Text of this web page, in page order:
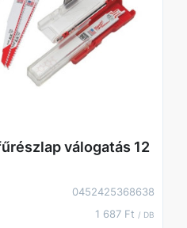
válogatás 12
0452425368638
1 687 Ft / DB